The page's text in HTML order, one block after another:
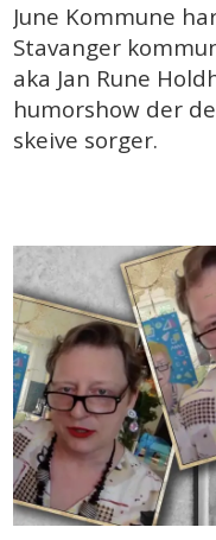
June Kommune
Stavanger
aka Jan Rune
humorshow der
skeive sorger.